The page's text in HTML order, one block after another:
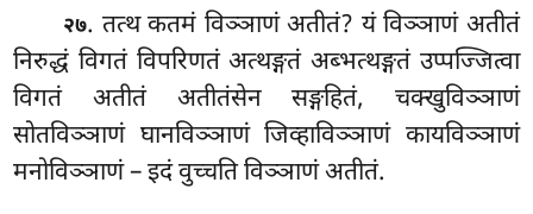
२७. तत्थकतमं विञ्ञाणं अतीतं? यंविञ्ञाणं अतीतं
निरुद्धं विगतं विपरिणतं अत्थङ्गतं अब्भत्थङ्गतं उप्पज्जित्वा
विगतं अतीतं अतीतंसेन सङ्गहितं, चक्खुविञ्ञाणं
सोतविञ्ञाणं घानविञ्ञाणं जिव्हाविञ्ञाणं कायविञ्ञाणं
मनोविञ्ञाणं – इदं वुच्चति विञ्ञाणं अतीतं.